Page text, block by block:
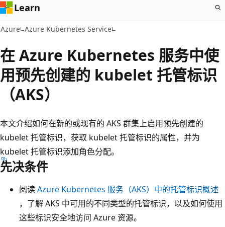
Learn
Azure Azure Kubernetes Service
在 Azure Kubernetes 服务中使
用预先创建的 kubelet 托管标识
（AKS）
本文介绍如何在新的或现有的 AKS 群集上启用预先创建的
kubelet 托管标识，获取 kubelet 托管标识的属性，并为
kubelet 托管标识添加角色分配。
先决条件
阅读Azure Kubernetes 服务（AKS）中的托管标识概述
，了解 AKS 中可用的不同类型的托管标识，以及如何使用
这些标识安全地访问 Azure 资源。